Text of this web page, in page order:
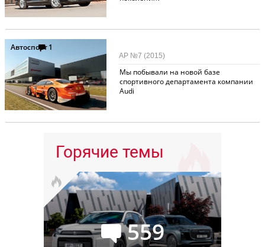
Автоспорт1
Мы побывали на новой базе
спортивного департамента компании
Audi
АР №7 (2015)
Горячие темы
559